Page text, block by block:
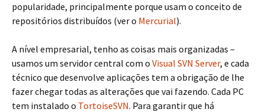
popularidade, principalmente porque usam o conceito de
repositórios distribuídos (ver o Mercurial).
A nível empresarial, tenho as coisas mais organizadas –
usamos um servidor central com o Visual SVN Server, e cada
técnico que desenvolve aplicações tem a obrigação de lhe
fazer chegar todas as alterações que vai fazendo. Cada PC
tem instalado o TortoiseSVN. Para garantir que há